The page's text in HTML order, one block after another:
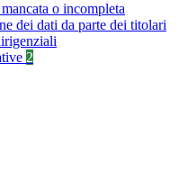
o incompleta
dei dati da parte dei titolari
2